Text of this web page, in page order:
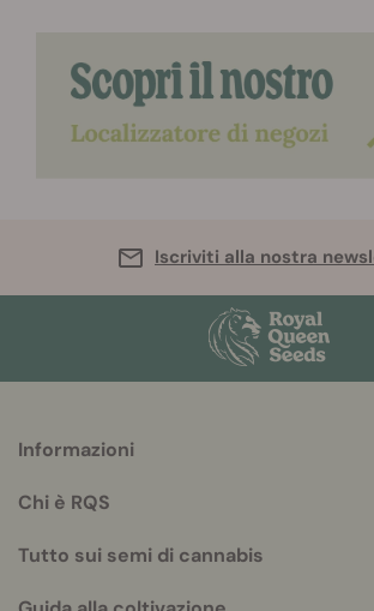
Iscriviti alla nostra
info
Informazioni
Chi è RQS
Tutto sui semi di cannabis